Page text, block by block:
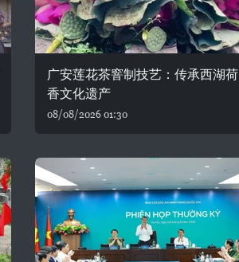
广安莲花茶窨制技艺：传承西湖荷
香文化遗产
08/08/2026 01:30